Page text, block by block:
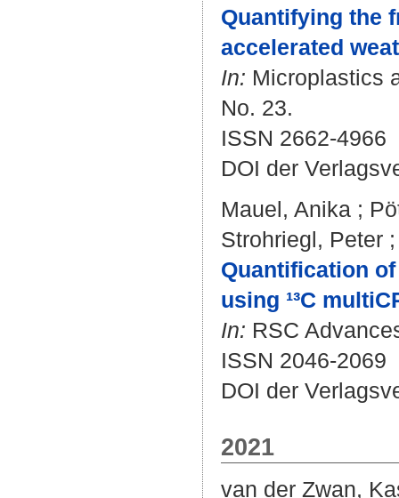
Quantifying the
accelerated
In: Microplastics
No. 23.
ISSN 2662-4966
DOI der
Mauel, Anika ;
Strohriegl, Peter
Quantification
using ¹³C
In: RSC
ISSN 2046-2069
DOI der
2021
van der Zwan,